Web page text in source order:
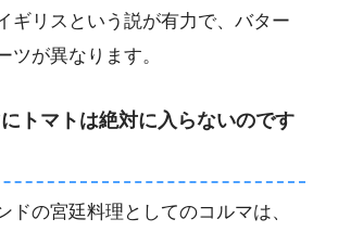
ギリスという説が有力で、バター
ツが異なります。
トマトは絶対に入らないのです
ドの宮廷料理としてのコルマは、